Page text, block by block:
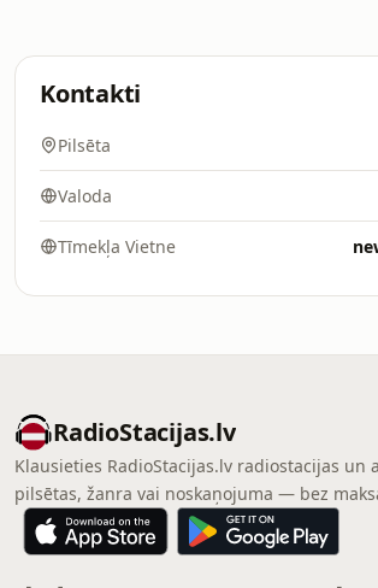
Kontakti
Pilsēta
Valoda
Tīmekļa Vietne
RadioStacijas.lv
Klausieties RadioStacijas.lv radiostacijas un
pilsētas, žanra vai noskaņojuma — bez